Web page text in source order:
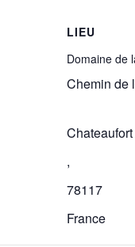
LIEU
Domaine de
Chemin de
Chateaufort
,
78117
France